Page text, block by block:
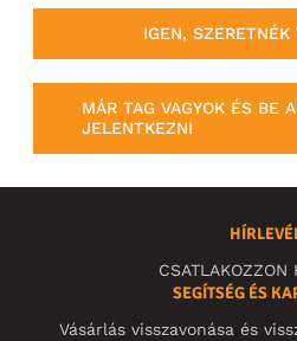
IGEN, SZERETNÉK
MÁR TAG VAGYOK ÉS BE
JELENTKEZNI
CSATLAKOZZON
SEGÍTSÉG ÉS
Vásárlás visszavonása és